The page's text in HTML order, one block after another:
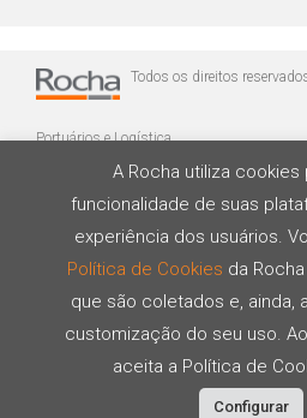
Todos os direitos
Portuários e Logística
Desenvolvido por
A Rocha utiliza cookies
funcionalidade de suas
experiência dos usuários.
Política de Cookies da
que são coletados e, ainda,
customização do seu uso.
aceita a Política de
Configurar